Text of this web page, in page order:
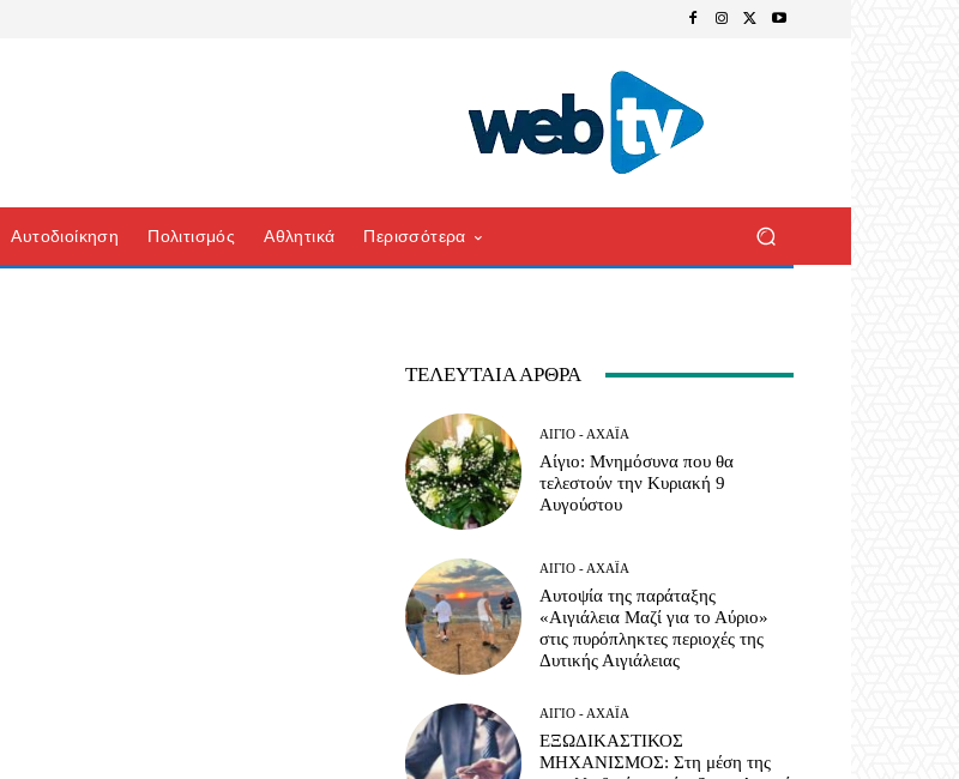
Αυτοδιοίκηση Πολιτισμός Αθλητικά Περισσότερα
ΤΕΛΕΥΤΑΊΑ ΆΡΘΡΑ
ΑΊΓΙΟ - ΑΧΑΪ́Α
Αίγιο: Μνημόσυνα που θα
τελεστούν την Κυριακή 9
Αυγούστου
ΑΊΓΙΟ - ΑΧΑΪ́Α
Αυτοψία της παράταξης
«Αιγιάλεια Μαζί για το Αύριο»
στις πυρόπληκτες περιοχές της
Δυτικής Αιγιάλειας
ΑΊΓΙΟ - ΑΧΑΪ́Α
ΕΞΩΔΙΚΑΣΤΙΚΟΣ
ΜΗΧΑΝΙΣΜΟΣ: Στη μέση της